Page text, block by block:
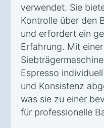
verwendet. Sie
Kontrolle über den
und erfordert ein
Erfahrung. Mit einer
Espresso
und Konsistenz
was sie zu einer
für professionelle